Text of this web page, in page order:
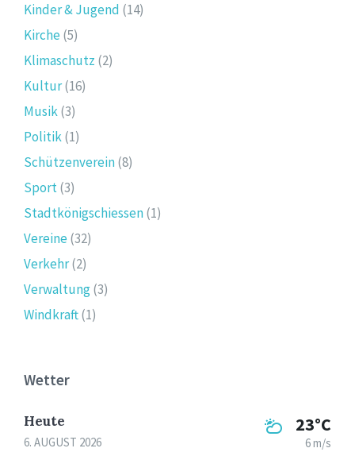
Kinder & Jugend (14)
Kirche(5)
Klimaschutz (2)
Kultur(16)
Musik(3)
Politik(1)
Schützenverein(8)
Sport(3)
Stadtkönigschiessen(1)
Vereine(32)
Verkehr(2)
Verwaltung(3)
Windkraft(1)
Wetter
Heute
6. AUGUST 2026
23°C
6 m/s